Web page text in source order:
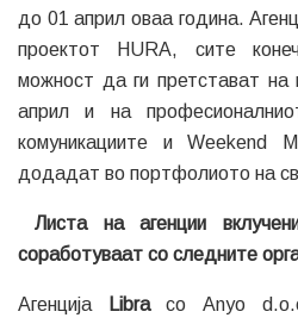
до 01 април оваа година.
проектот HURA, сите
можност да ги претстават на
април и на
комуникациите и Weekend
додадат во портфолиото на
Листа на агенции
соработуваат со следните
Агенција Libraсо Anyo